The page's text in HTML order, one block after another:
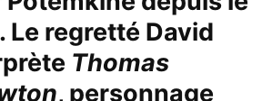
Le regretté David
Thomas
, personnage